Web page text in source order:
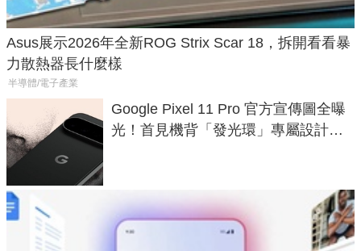
Asus展示2026年全新ROG Strix Scar 18，拆開看看暴
力散熱器長什麼樣
半導體/電子產業
Google Pixel 11 Pro 官方宣傳圖全曝
光！首見機背「發光環」專屬設計、